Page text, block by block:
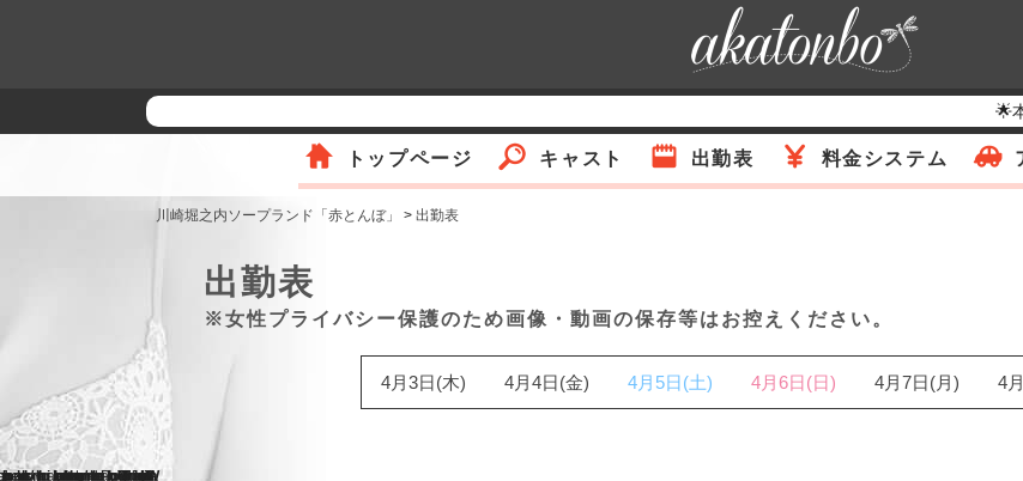
🌟
トップページ キャスト 出勤表 料金システム
川崎堀之内ソープランド「赤とんぼ」 > 出勤表
出勤表
※女性プライバシー保護のため画像・動画の保存等はお控えください。
4月3日(木) 4月4日(金) 4月5日(土) 4月6日(日) 4月7日(月) 4